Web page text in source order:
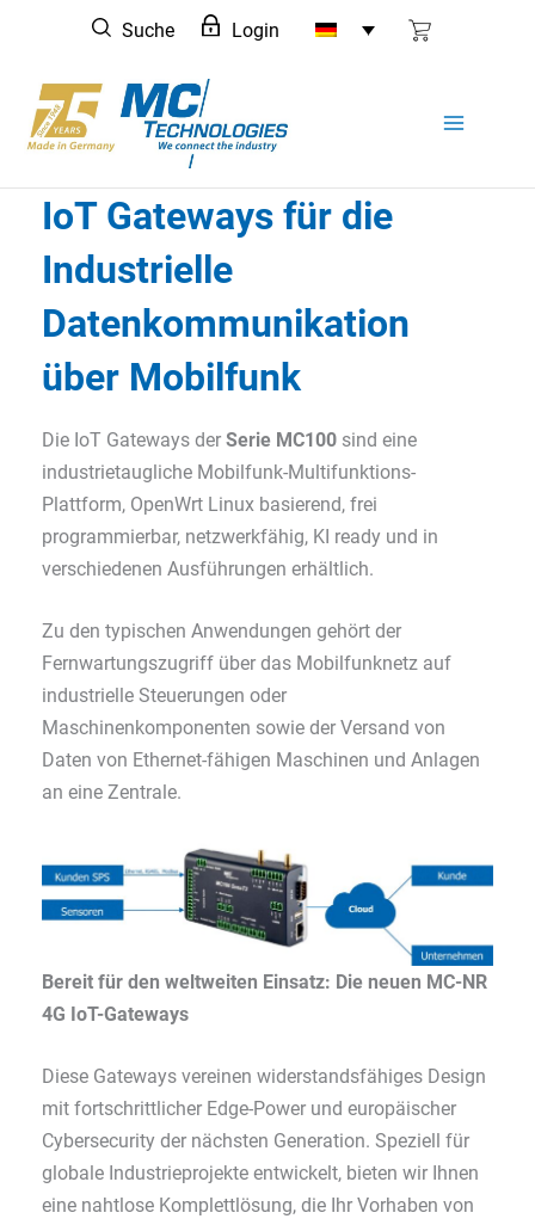
springen
Suche Login
IoT Gateways für die
Industrielle
Datenkommunikation
über Mobilfunk
Die IoT Gateways der Serie MC100 sind eine
industrietaugliche Mobilfunk-Multifunktions-
Plattform, OpenWrt Linux basierend, frei
programmierbar, netzwerkfähig, KI ready und in
verschiedenen Ausführungen erhältlich.
Zu den typischen Anwendungen gehört der
Fernwartungszugriff über das Mobilfunknetz auf
industrielle Steuerungen oder
Maschinenkomponenten sowie der Versand von
Daten von Ethernet-fähigen Maschinen und Anlagen
an eine Zentrale.
Bereit für den weltweiten Einsatz: Die neuen MC-NR
4G IoT-Gateways
Diese Gateways vereinen widerstandsfähiges Design
mit fortschrittlicher Edge-Power und europäischer
Cybersecurity der nächsten Generation. Speziell für
globale Industrieprojekte entwickelt, bieten wir Ihnen
eine nahtlose Komplettlösung, die Ihr Vorhaben von